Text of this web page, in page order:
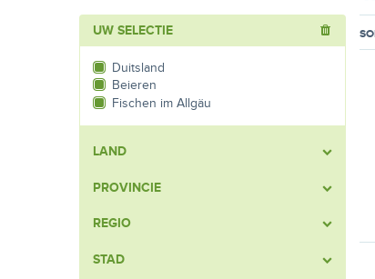
UW SELECTIE
Duitsland
Beieren
Fischen im Allgäu
LAND
PROVINCIE
REGIO
STAD